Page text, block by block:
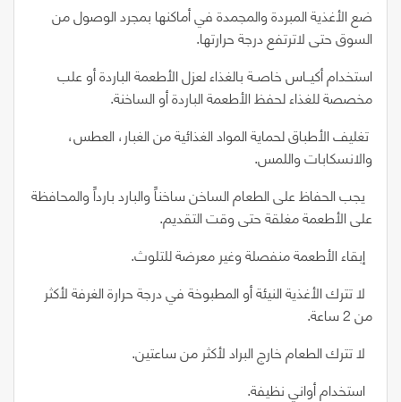
ضع الأغذية المبردة والمجمدة في أماكنها بمجرد الوصول من
السوق حتى لاترتفع درجة حرارتها.
استخدام أكيــاس خاصــة بالغذاء لعزل الأطعمة الباردة أو علب
مخصصة للغذاء لحفظ الأطعمة الباردة أو الساخنة.
تغليف الأطباق لحماية المواد الغذائية من الغبار، العطس،
والانسكابات واللمس.
يجب الحفاظ على الطعام الساخن ساخناً والبارد بارداً والمحافظة
على الأطعمة مغلقة حتى وقت التقديم.
إبقاء الأطعمة منفصلة وغير معرضة للتلوث.
لا تترك الأغذية النيئة أو المطبوخة في درجة حرارة الغرفة لأكثر
من2ساعة.
لا تترك الطعام خارج البراد لأكثر من ساعتين.
استخدام أواني نظيفة.